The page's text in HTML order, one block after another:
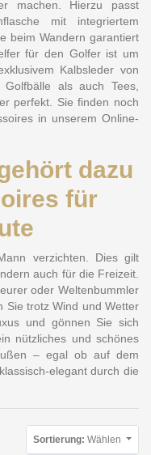
machen. Hierzu passt
mit integriertem
beim Wandern garantiert
für den Golfer ist um
Kalbsleder von
als auch Tees,
perfekt. Sie finden noch
in unserem Online-
dazu
für
verzichten. Dies gilt
auch für die Freizeit.
oder Weltenbummler
Sie trotz Wind und Wetter
und gönnen Sie sich
nützliches und schönes
– egal ob auf dem
elegant durch die
Sortierung: Wählen